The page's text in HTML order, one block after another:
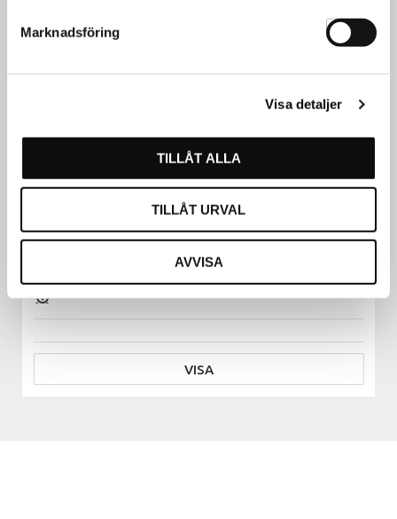
Marknadsföring
Visa detaljer
TILLÅT ALLA
TILLÅT URVAL
AVVISA
Kismet Blad 6-p
VISA